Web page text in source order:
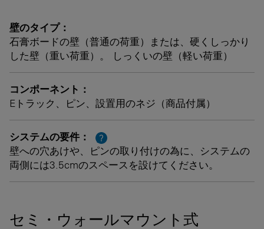
壁のタイプ：
石膏ボードの壁（普通の荷重）または、硬くしっかり
した壁（重い荷重）。 しっくいの壁（軽い荷重）
コンポーネント：
Eトラック、ピン、設置用のネジ（商品付属）
システムの要件：
?
壁への穴あけや、ピンの取り付けの為に、システムの
両側には3.5cmのスペースを設けてください。
セミ・ウォールマウント式